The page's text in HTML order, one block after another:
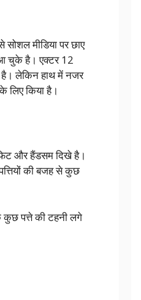
मीडिया पर छाए
आ चुके है। एक्टर 12
लेकिन हाथ में नजर
लिए किया है।
और हैंडसम दिखे है।
की बजह से कुछ
पत्ते की टहनी लगे